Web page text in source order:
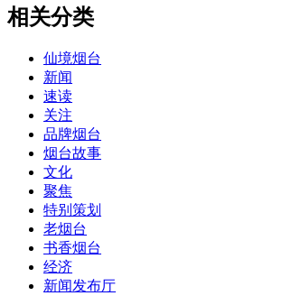
相关分类
仙境烟台
新闻
速读
关注
品牌烟台
烟台故事
文化
聚焦
特别策划
老烟台
书香烟台
经济
新闻发布厅